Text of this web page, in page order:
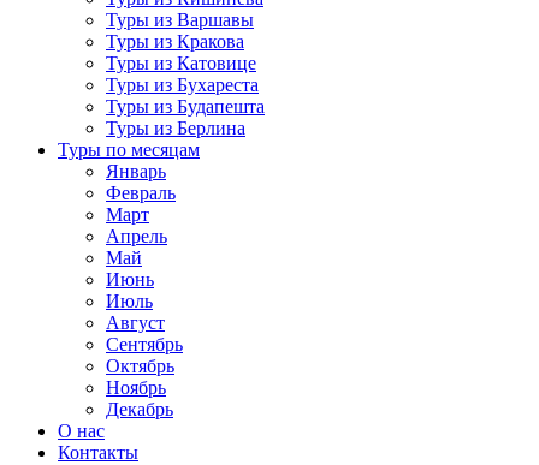
Туры из Варшавы
Туры из Кракова
Туры из Катовице
Туры из Бухареста
Туры из Будапешта
Туры из Берлина
Туры по месяцам
Январь
Февраль
Март
Апрель
Май
Июнь
Июль
Август
Сентябрь
Октябрь
Ноябрь
Декабрь
О нас
Контакты